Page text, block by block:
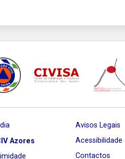
Azores
Avisos Legais
Acessibilidade
Contactos